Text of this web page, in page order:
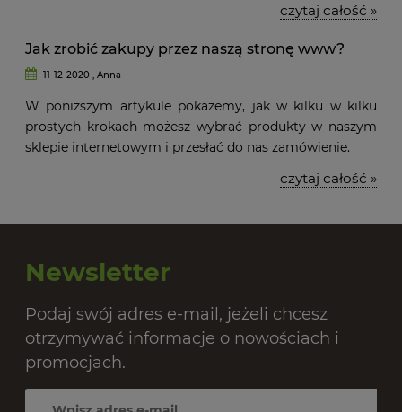
czytaj całość »
Jak zrobić zakupy przez naszą stronę www?
11-12-2020 , Anna
W poniższym artykule pokażemy, jak w kilku w kilku
prostych krokach możesz wybrać produkty w naszym
sklepie internetowym i przesłać do nas zamówienie.
czytaj całość »
Newsletter
Podaj swój adres e-mail, jeżeli chcesz
otrzymywać informacje o nowościach i
promocjach.